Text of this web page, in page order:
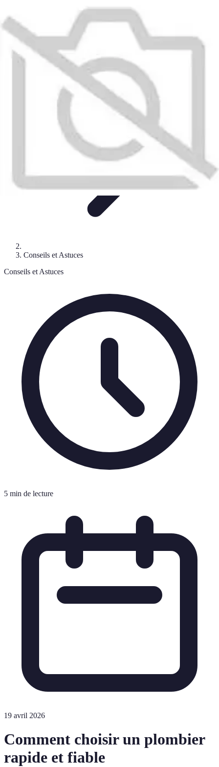
Dépannage
Outils et Équipements Dépannage et révisions
d'urgence
Dépannage plomberie
Plomberie Rapide
Conseils et Astuces
Conseils et Astuces
5 min de lecture
19 avril 2026
Comment choisir un plombier
rapide et fiable